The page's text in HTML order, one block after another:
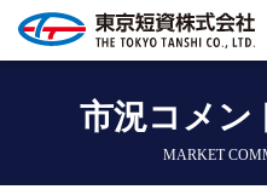
市況コメン
MARKET